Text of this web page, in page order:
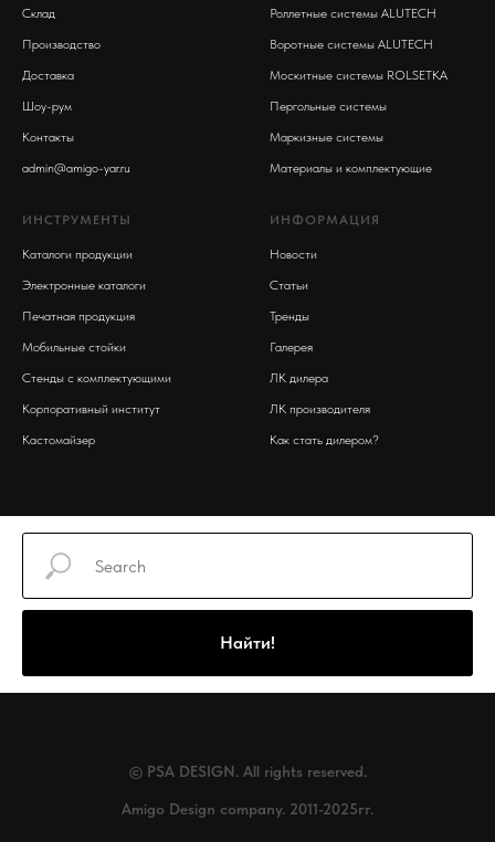
Склад
Производство
Доставка
Шоу-рум
Контакты
admin@amigo-yar.ru
Роллетные системы ALUTECH
Воротные системы ALUTECH
Москитные системы ROLSETKA
Пергольные системы
Маркизные системы
Материалы и комплектующие
ИНСТРУМЕНТЫ
Каталоги продукции
Электронные каталоги
Печатная продукция
Мобильные стойки
Стенды с комплектующими
Корпоративный институт
Кастомайзер
ИНФОРМАЦИЯ
Новости
Статьи
Тренды
Галерея
ЛК дилера
ЛК производителя
Как стать дилером?
Найти!
© PSA DESIGN. All rights reserved.
Amigo Design company. 2011-2025гг.